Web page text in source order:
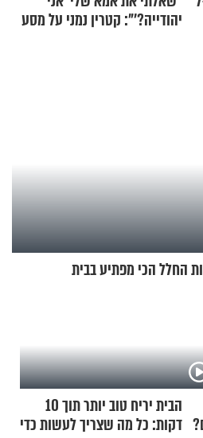
יהודייה?'": קטרין נמני על מסע
הבית יריח טוב יותר תוך 10
דקות: כל מה שצריך לעשות כדי